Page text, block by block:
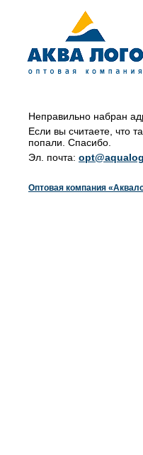
Неправильно набран
Если вы считаете, что
попали. Спасибо.
Эл. почта:
Оптовая компания